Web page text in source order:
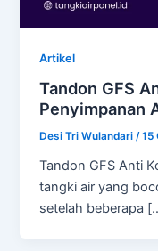
Artikel
Tandon GFS
Penyimpanan
Desi Tri Wulandari/15
Tandon GFS Anti
tangki air yang
setelah beberapa